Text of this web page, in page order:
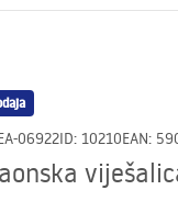
06922ID: 10210EAN: